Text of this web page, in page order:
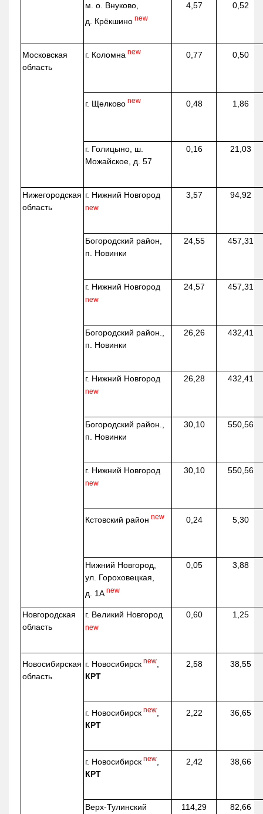
м. о. Внуково,
д. Крёкшино new
4,57 0,52
Московская
область
г. Коломна new 0,77 0,50
г. Щелково new 0,48 1,86
г. Голицыно, ш.
Можайское, д. 57
0,16 21,03
Нижегородская
область
г. Нижний Новгород
new
3,57 94,92
Богородский район,
п. Новинки
24,55 457,31
г. Нижний Новгород
new
24,57 457,31
Богородский район.,
п. Новинки
26,26 432,41
г. Нижний Новгород
new
26,28 432,41
Богородский район.,
п. Новинки
30,10 550,56
г. Нижний Новгород
new
30,10 550,56
Кстовский район new 0,24 5,30
Нижний Новгород,
ул. Гороховецкая,
д. 1А new
0,05 3,88
Новгородская
область
г. Великий Новгород
new
0,60 1,25
Новосибирская
область
г. Новосибирск new
КРТ
2,58 38,55
г. Новосибирск new
КРТ
2,22 36,65
г. Новосибирск new
КРТ
2,42 38,66
Верх-Тулинский 114,29 82,66